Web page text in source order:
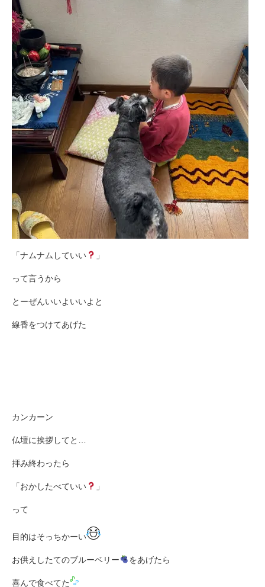
「ナムナムしていい 」
って言うから
とーぜんいいよいいよと
線香をつけてあげた
カンカーン
仏壇に挨拶してと…
拝み終わったら
「おかしたべていい 」
って
目的はそっちかーい
お供えしたてのブルーベリー をあげたら
喜んで食べてた